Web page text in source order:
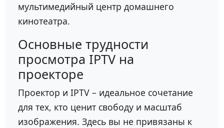
мультимедийный центр домашнего
кинотеатра.
Основные трудности
просмотра IPTV на
проекторе
Проектор и IPTV – идеальное сочетание
для тех, кто ценит свободу и масштаб
изображения. Здесь вы не привязаны к